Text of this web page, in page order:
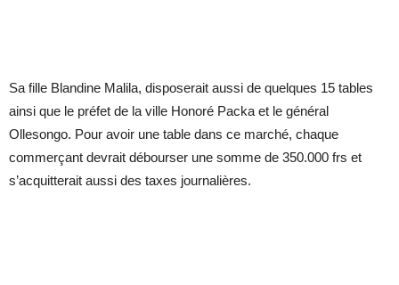
Sa fille Blandine Malila, disposerait aussi de quelques 15 tables
ainsi que le préfet de la ville Honoré Packa et le général
Ollesongo. Pour avoir une table dans ce marché, chaque
commerçant devrait débourser une somme de 350.000 frs et
s’acquitterait aussi des taxes journalières.